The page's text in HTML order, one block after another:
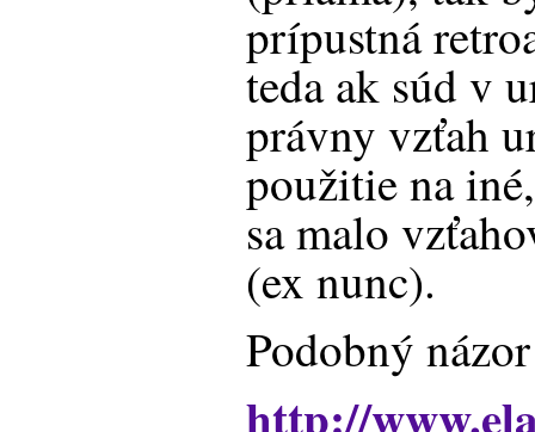
prípustná
teda ak súd v
právny vzťah
použitie na
sa malo
(ex nunc).
Podobný
http://